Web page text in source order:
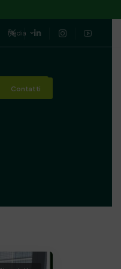
Contatti
Media
Contatti